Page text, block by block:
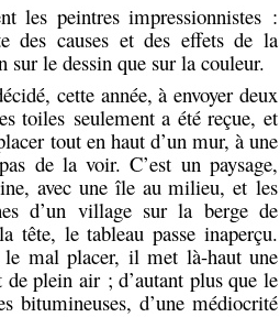
les peintres impressionnistes :
des causes et des effets de la
le dessin que sur la couleur.
cette année, à envoyer deux
toiles seulement a été reçue, et
tout en haut d’un mur, à une
de la voir. C’est un paysage,
avec une île au milieu, et les
d’un village sur la berge de
tête, le tableau passe inaperçu.
le mal placer, il met là-haut une
plein air ; d’autant plus que le
bitumineuses, d’une médiocrité